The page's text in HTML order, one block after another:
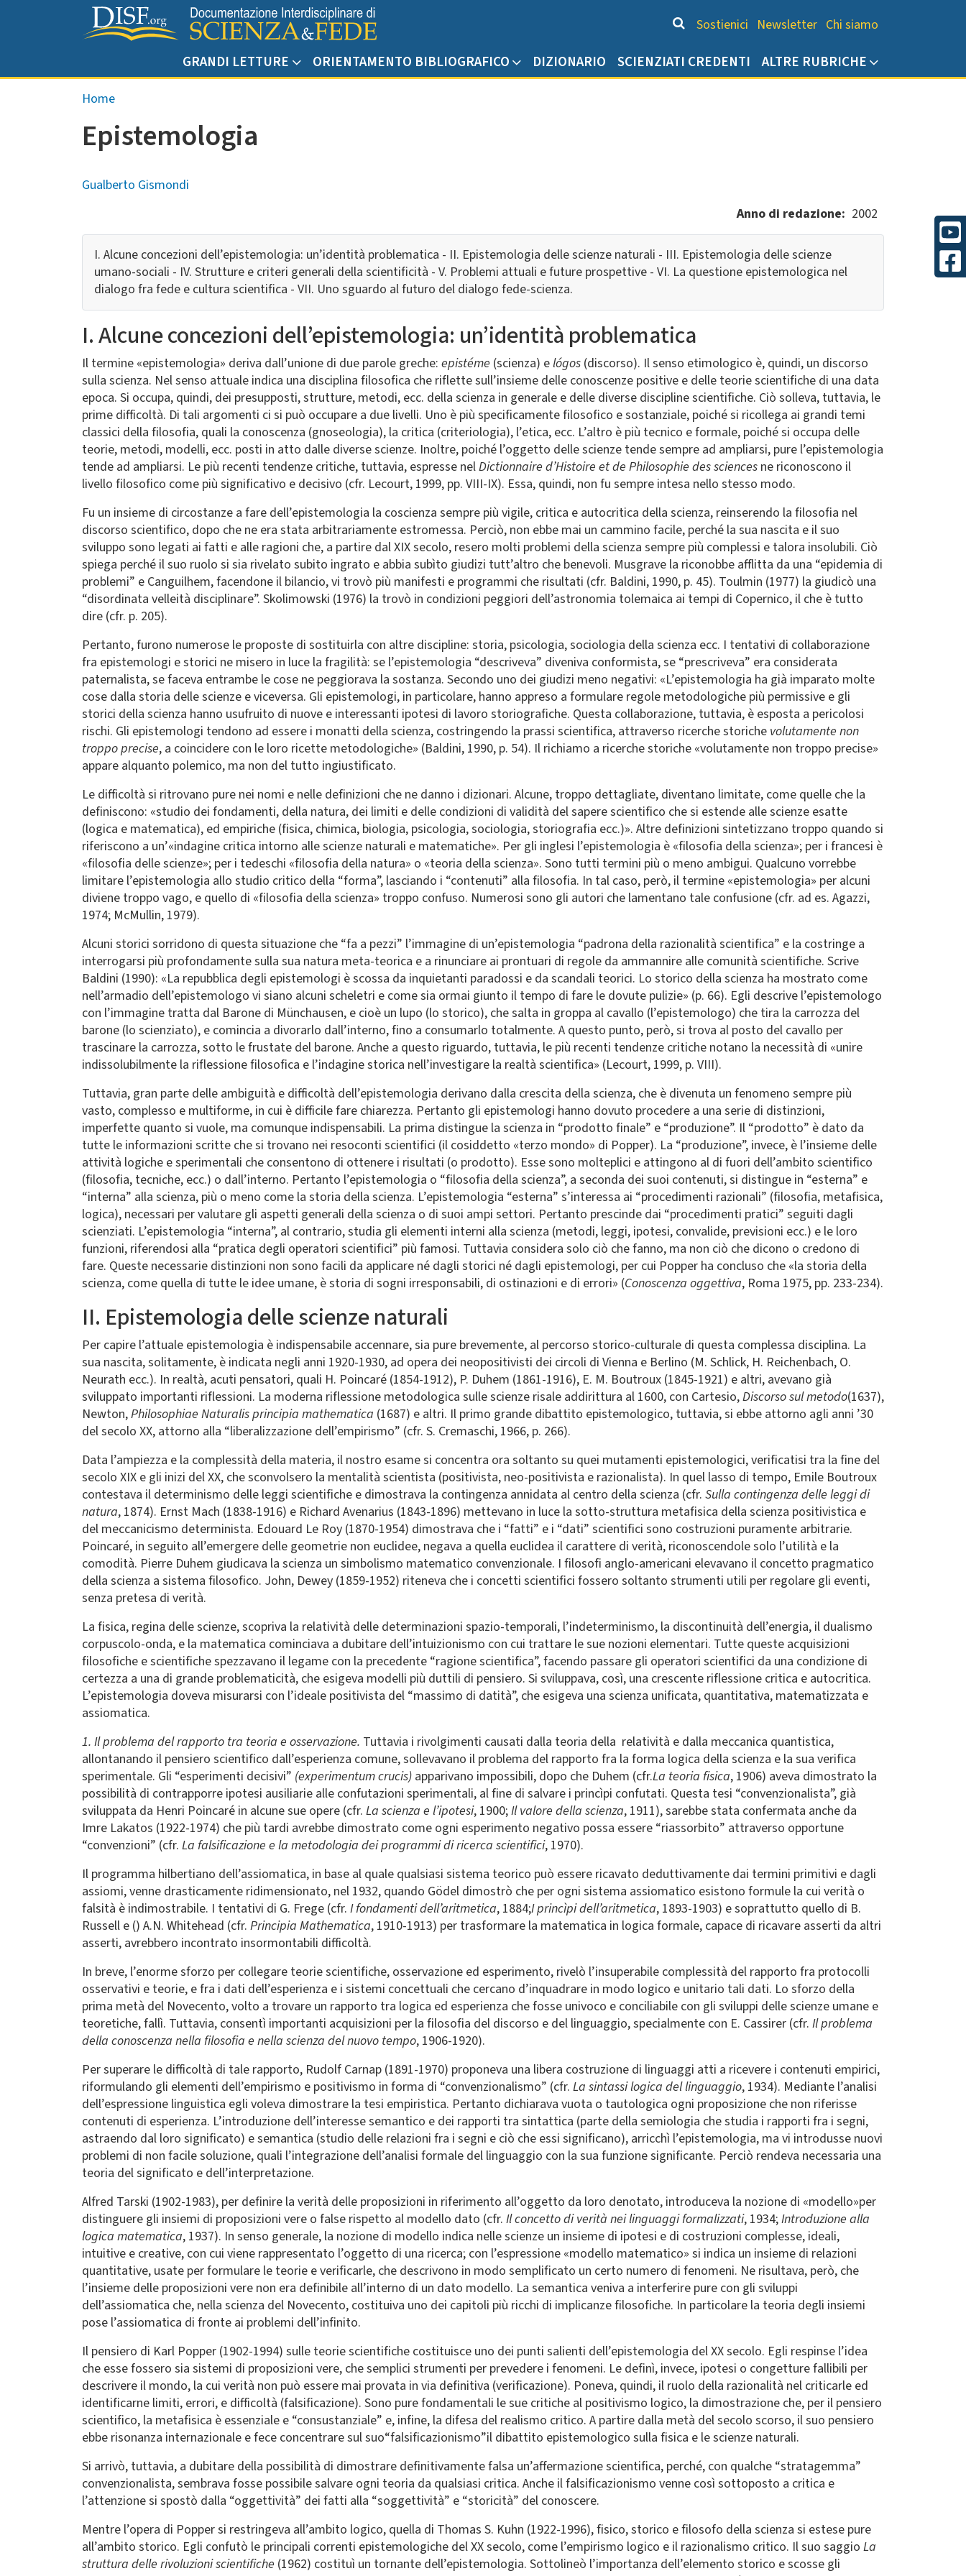
Salta al contenuto principale
Chi siamo
Sostienici Newsletter Chi siamo
GRANDI LETTURE ORIENTAMENTO BIBLIOGRAFICO DIZIONARIO SCIENZIATI CREDENTI ALTRE RUBRICHE
Briciole di pane
Home
Epistemologia
Gualberto Gismondi
Anno di redazione
2002
I. Alcune concezioni dell’epistemologia: un’identità problematica - II. Epistemologia delle scienze naturali - III. Epistemologia delle scienze
umano-sociali - IV. Strutture e criteri generali della scientificità - V. Problemi attuali e future prospettive - VI. La questione epistemologica nel
dialogo fra fede e cultura scientifica - VII. Uno sguardo al futuro del dialogo fede-scienza.
I. Alcune concezioni dell’epistemologia: un’identità problematica
Il termine «epistemologia» deriva dall’unione di due parole greche: epistéme (scienza) elógos (discorso). Il senso etimologico è, quindi, un discorso
sulla scienza. Nel senso attuale indica una disciplina filosofica che riflette sull’insieme delle conoscenze positive e delle teorie scientifiche di una data
epoca. Si occupa, quindi, dei presupposti, strutture, metodi, ecc. della scienza in generale e delle diverse discipline scientifiche. Ciò solleva, tuttavia, le
prime difficoltà. Di tali argomenti ci si può occupare a due livelli. Uno è più specificamente filosofico e sostanziale, poiché si ricollega ai grandi temi
classici della filosofia, quali la conoscenza (gnoseologia), la critica (criteriologia), l’etica, ecc. L’altro è più tecnico e formale, poiché si occupa delle
teorie, metodi, modelli, ecc. posti in atto dalle diverse scienze. Inoltre, poiché l’oggetto delle scienze tende sempre ad ampliarsi, pure l’epistemologia
tende ad ampliarsi. Le più recenti tendenze critiche, tuttavia, espresse nelDictionnaire d’Histoire et de Philosophie des sciences ne riconoscono il
livello filosofico come più significativo e decisivo (cfr. Lecourt, 1999, pp. VIII-IX). Essa, quindi, non fu sempre intesa nello stesso modo.
Fu un insieme di circostanze a fare dell’epistemologia la coscienza sempre più vigile, critica e autocritica della scienza, reinserendo la filosofia nel
discorso scientifico, dopo che ne era stata arbitrariamente estromessa. Perciò, non ebbe mai un cammino facile, perché la sua nascita e il suo
sviluppo sono legati ai fatti e alle ragioni che, a partire dal XIX secolo, resero molti problemi della scienza sempre più complessi e talora insolubili. Ciò
spiega perché il suo ruolo si sia rivelato subito ingrato e abbia subìto giudizi tutt’altro che benevoli. Musgrave la riconobbe afflitta da una “epidemia di
problemi” e Canguilhem, facendone il bilancio, vi trovò più manifesti e programmi che risultati (cfr. Baldini, 1990, p. 45). Toulmin (1977) la giudicò una
“disordinata velleità disciplinare”. Skolimowski (1976) la trovò in condizioni peggiori dell’astronomia tolemaica ai tempi di Copernico, il che è tutto
dire (cfr. p. 205).
Pertanto, furono numerose le proposte di sostituirla con altre discipline: storia, psicologia, sociologia della scienza ecc. I tentativi di collaborazione
fra epistemologi e storici ne misero in luce la fragilità: se l’epistemologia “descriveva” diveniva conformista, se “prescriveva” era considerata
paternalista, se faceva entrambe le cose ne peggiorava la sostanza. Secondo uno dei giudizi meno negativi: «L’epistemologia ha già imparato molte
cose dalla storia delle scienze e viceversa. Gli epistemologi, in particolare, hanno appreso a formulare regole metodologiche più permissive e gli
storici della scienza hanno usufruito di nuove e interessanti ipotesi di lavoro storiografiche. Questa collaborazione, tuttavia, è esposta a pericolosi
rischi. Gli epistemologi tendono ad essere i monatti della scienza, costringendo la prassi scientifica, attraverso ricerche storiche volutamente non
troppo precise, a coincidere con le loro ricette metodologiche» (Baldini, 1990, p. 54). Il richiamo a ricerche storiche «volutamente non troppo precise»
appare alquanto polemico, ma non del tutto ingiustificato.
Le difficoltà si ritrovano pure nei nomi e nelle definizioni che ne danno i dizionari. Alcune, troppo dettagliate, diventano limitate, come quelle che la
definiscono: «studio dei fondamenti, della natura, dei limiti e delle condizioni di validità del sapere scientifico che si estende alle scienze esatte
(logica e matematica), ed empiriche (fisica, chimica, biologia, psicologia, sociologia, storiografia ecc.)». Altre definizioni sintetizzano troppo quando si
riferiscono a un’«indagine critica intorno alle scienze naturali e matematiche». Per gli inglesi l’epistemologia è «filosofia della scienza»; per i francesi è
«filosofia delle scienze»; per i tedeschi «filosofia della natura» o «teoria della scienza». Sono tutti termini più o meno ambigui. Qualcuno vorrebbe
limitare l’epistemologia allo studio critico della “forma”, lasciando i “contenuti” alla filosofia. In tal caso, però, il termine «epistemologia» per alcuni
diviene troppo vago, e quello di «filosofia della scienza» troppo confuso. Numerosi sono gli autori che lamentano tale confusione (cfr. ad es. Agazzi,
1974; McMullin, 1979).
Alcuni storici sorridono di questa situazione che “fa a pezzi” l’immagine di un’epistemologia “padrona della razionalità scientifica” e la costringe a
interrogarsi più profondamente sulla sua natura meta-teorica e a rinunciare ai prontuari di regole da ammannire alle comunità scientifiche. Scrive
Baldini (1990): «La repubblica degli epistemologi è scossa da inquietanti paradossi e da scandali teorici. Lo storico della scienza ha mostrato come
nell’armadio dell’epistemologo vi siano alcuni scheletri e come sia ormai giunto il tempo di fare le dovute pulizie» (p. 66). Egli descrive l’epistemologo
con l’immagine tratta dal Barone di Münchausen, e cioè un lupo (lo storico), che salta in groppa al cavallo (l’epistemologo) che tira la carrozza del
barone (lo scienziato), e comincia a divorarlo dall’interno, fino a consumarlo totalmente. A questo punto, però, si trova al posto del cavallo per
trascinare la carrozza, sotto le frustate del barone. Anche a questo riguardo, tuttavia, le più recenti tendenze critiche notano la necessità di «unire
indissolubilmente la riflessione filosofica e l’indagine storica nell’investigare la realtà scientifica» (Lecourt, 1999, p. VIII).
Tuttavia, gran parte delle ambiguità e difficoltà dell’epistemologia derivano dalla crescita della scienza, che è divenuta un fenomeno sempre più
vasto, complesso e multiforme, in cui è difficile fare chiarezza. Pertanto gli epistemologi hanno dovuto procedere a una serie di distinzioni,
imperfette quanto si vuole, ma comunque indispensabili. La prima distingue la scienza in “prodotto finale” e “produzione”. Il “prodotto” è dato da
tutte le informazioni scritte che si trovano nei resoconti scientifici (il cosiddetto «terzo mondo» di Popper). La “produzione”, invece, è l’insieme delle
attività logiche e sperimentali che consentono di ottenere i risultati (o prodotto). Esse sono molteplici e attingono al di fuori dell’ambito scientifico
(filosofia, tecniche, ecc.) o dall’interno. Pertanto l’epistemologia o “filosofia della scienza”, a seconda dei suoi contenuti, si distingue in “esterna” e
“interna” alla scienza, più o meno come la storia della scienza. L’epistemologia “esterna” s’interessa ai “procedimenti razionali” (filosofia, metafisica,
logica), necessari per valutare gli aspetti generali della scienza o di suoi ampi settori. Pertanto prescinde dai “procedimenti pratici” seguiti dagli
scienziati. L’epistemologia “interna”, al contrario, studia gli elementi interni alla scienza (metodi, leggi, ipotesi, convalide, previsioni ecc.) e le loro
funzioni, riferendosi alla “pratica degli operatori scientifici” più famosi. Tuttavia considera solo ciò che fanno, ma non ciò che dicono o credono di
fare. Queste necessarie distinzioni non sono facili da applicare né dagli storici né dagli epistemologi, per cui Popper ha concluso che «la storia della
scienza, come quella di tutte le idee umane, è storia di sogni irresponsabili, di ostinazioni e di errori» (Conoscenza oggettiva, Roma 1975, pp. 233-234).
II. Epistemologia delle scienze naturali
Per capire l’attuale epistemologia è indispensabile accennare, sia pure brevemente, al percorso storico-culturale di questa complessa disciplina. La
sua nascita, solitamente, è indicata negli anni 1920-1930, ad opera dei neopositivisti dei circoli di Vienna e Berlino (M. Schlick, H. Reichenbach, O.
Neurath ecc.). In realtà, acuti pensatori, quali H. Poincaré (1854-1912), P. Duhem (1861-1916), E. M. Boutroux (1845-1921) e altri, avevano già
sviluppato importanti riflessioni. La moderna riflessione metodologica sulle scienze risale addirittura al 1600, con Cartesio,Discorso sul metodo(1637),
Newton,Philosophiae Naturalis principia mathematica (1687) e altri. Il primo grande dibattito epistemologico, tuttavia, si ebbe attorno agli anni ’30
del secolo XX, attorno alla “liberalizzazione dell’empirismo” (cfr. S. Cremaschi, 1966, p. 266).
Data l’ampiezza e la complessità della materia, il nostro esame si concentra ora soltanto su quei mutamenti epistemologici, verificatisi tra la fine del
secolo XIX e gli inizi del XX, che sconvolsero la mentalità scientista (positivista, neo-positivista e razionalista). In quel lasso di tempo, Emile Boutroux
contestava il determinismo delle leggi scientifiche e dimostrava la contingenza annidata al centro della scienza (cfr. Sulla contingenza delle leggi di
natura, 1874). Ernst Mach (1838-1916) e Richard Avenarius (1843-1896) mettevano in luce la sotto-struttura metafisica della scienza positivistica e
del meccanicismo determinista. Edouard Le Roy (1870-1954) dimostrava che i “fatti” e i “dati” scientifici sono costruzioni puramente arbitrarie.
Poincaré, in seguito all’emergere delle geometrie non euclidee, negava a quella euclidea il carattere di verità, riconoscendole solo l’utilità e la
comodità. Pierre Duhem giudicava la scienza un simbolismo matematico convenzionale. I filosofi anglo-americani elevavano il concetto pragmatico
della scienza a sistema filosofico. John, Dewey (1859-1952) riteneva che i concetti scientifici fossero soltanto strumenti utili per regolare gli eventi,
senza pretesa di verità.
La fisica, regina delle scienze, scopriva la relatività delle determinazioni spazio-temporali, l’indeterminismo, la discontinuità dell’energia, il dualismo
corpuscolo-onda, e la matematica cominciava a dubitare dell’intuizionismo con cui trattare le sue nozioni elementari. Tutte queste acquisizioni
filosofiche e scientifiche spezzavano il legame con la precedente “ragione scientifica”, facendo passare gli operatori scientifici da una condizione di
certezza a una di grande problematicità, che esigeva modelli più duttili di pensiero. Si sviluppava, così, una crescente riflessione critica e autocritica.
L’epistemologia doveva misurarsi con l’ideale positivista del “massimo di datità”, che esigeva una scienza unificata, quantitativa, matematizzata e
assiomatica.
1. Il problema del rapporto tra teoria e osservazione. Tuttavia i rivolgimenti causati dalla teoria della relatività e dalla meccanica quantistica,
allontanando il pensiero scientifico dall’esperienza comune, sollevavano il problema del rapporto fra la forma logica della scienza e la sua verifica
sperimentale. Gli “esperimenti decisivi” (experimentum crucis) apparivano impossibili, dopo che Duhem (cfr.La teoria fisica, 1906) aveva dimostrato la
possibilità di contrapporre ipotesi ausiliarie alle confutazioni sperimentali, al fine di salvare i princìpi confutati. Questa tesi “convenzionalista”, già
sviluppata da Henri Poincaré in alcune sue opere (cfr. La scienza e l’ipotesi, 1900;Il valore della scienza, 1911), sarebbe stata confermata anche da
Imre Lakatos (1922-1974) che più tardi avrebbe dimostrato come ogni esperimento negativo possa essere “riassorbito” attraverso opportune
“convenzioni” (cfr. La falsificazione e la metodologia dei programmi di ricerca scientifici, 1970).
Il programma hilbertiano dell’assiomatica, in base al quale qualsiasi sistema teorico può essere ricavato deduttivamente dai termini primitivi e dagli
assiomi, venne drasticamente ridimensionato, nel 1932, quando Gödel dimostrò che per ogni sistema assiomatico esistono formule la cui verità o
falsità è indimostrabile. I tentativi di G. Frege (cfr. I fondamenti dell’aritmetica, 1884;I princìpi dell’aritmetica, 1893-1903) e soprattutto quello di B.
Russell e () A.N. Whitehead (cfr. Principia Mathematica, 1910-1913) per trasformare la matematica in logica formale, capace di ricavare asserti da altri
asserti, avrebbero incontrato insormontabili difficoltà.
In breve, l’enorme sforzo per collegare teorie scientifiche, osservazione ed esperimento, rivelò l’insuperabile complessità del rapporto fra protocolli
osservativi e teorie, e fra i dati dell’esperienza e i sistemi concettuali che cercano d’inquadrare in modo logico e unitario tali dati. Lo sforzo della
prima metà del Novecento, volto a trovare un rapporto tra logica ed esperienza che fosse univoco e conciliabile con gli sviluppi delle scienze umane e
teoretiche, fallì. Tuttavia, consentì importanti acquisizioni per la filosofia del discorso e del linguaggio, specialmente con E. Cassirer (cfr. Il problema
della conoscenza nella filosofia e nella scienza del nuovo tempo, 1906-1920).
Per superare le difficoltà di tale rapporto, Rudolf Carnap (1891-1970) proponeva una libera costruzione di linguaggi atti a ricevere i contenuti empirici,
riformulando gli elementi dell’empirismo e positivismo in forma di “convenzionalismo” (cfr. La sintassi logica del linguaggio, 1934). Mediante l’analisi
dell’espressione linguistica egli voleva dimostrare la tesi empiristica. Pertanto dichiarava vuota o tautologica ogni proposizione che non riferisse
contenuti di esperienza. L’introduzione dell’interesse semantico e dei rapporti tra sintattica (parte della semiologia che studia i rapporti fra i segni,
astraendo dal loro significato) e semantica (studio delle relazioni fra i segni e ciò che essi significano), arricchì l’epistemologia, ma vi introdusse nuovi
problemi di non facile soluzione, quali l’integrazione dell’analisi formale del linguaggio con la sua funzione significante. Perciò rendeva necessaria una
teoria del significato e dell’interpretazione.
Alfred Tarski (1902-1983), per definire la verità delle proposizioni in riferimento all’oggetto da loro denotato, introduceva la nozione di «modello»per
distinguere gli insiemi di proposizioni vere o false rispetto al modello dato (cfr. Il concetto di verità nei linguaggi formalizzati, 1934;Introduzione alla
logica matematica, 1937). In senso generale, la nozione di modello indica nelle scienze un insieme di ipotesi e di costruzioni complesse, ideali,
intuitive e creative, con cui viene rappresentato l’oggetto di una ricerca; con l’espressione «modello matematico» si indica un insieme di relazioni
quantitative, usate per formulare le teorie e verificarle, che descrivono in modo semplificato un certo numero di fenomeni. Ne risultava, però, che
l’insieme delle proposizioni vere non era definibile all’interno di un dato modello. La semantica veniva a interferire pure con gli sviluppi
dell’assiomatica che, nella scienza del Novecento, costituiva uno dei capitoli più ricchi di implicanze filosofiche. In particolare la teoria degli insiemi
pose l’assiomatica di fronte ai problemi dell’infinito.
Il pensiero di Karl Popper (1902-1994) sulle teorie scientifiche costituisce uno dei punti salienti dell’epistemologia del XX secolo. Egli respinse l’idea
che esse fossero sia sistemi di proposizioni vere, che semplici strumenti per prevedere i fenomeni. Le definì, invece, ipotesi o congetture fallibili per
descrivere il mondo, la cui verità non può essere mai provata in via definitiva (verificazione). Poneva, quindi, il ruolo della razionalità nel criticarle ed
identificarne limiti, errori, e difficoltà (falsificazione). Sono pure fondamentali le sue critiche al positivismo logico, la dimostrazione che, per il pensiero
scientifico, la metafisica è essenziale e “consustanziale” e, infine, la difesa del realismo critico. A partire dalla metà del secolo scorso, il suo pensiero
ebbe risonanza internazionale e fece concentrare sul suo“falsificazionismo”il dibattito epistemologico sulla fisica e le scienze naturali.
Si arrivò, tuttavia, a dubitare della possibilità di dimostrare definitivamente falsa un’affermazione scientifica, perché, con qualche “stratagemma”
convenzionalista, sembrava fosse possibile salvare ogni teoria da qualsiasi critica. Anche il falsificazionismo venne così sottoposto a critica e
l’attenzione si spostò dalla “oggettività” dei fatti alla “soggettività” e “storicità” del conoscere.
Mentre l’opera di Popper si restringeva all’ambito logico, quella di Thomas S. Kuhn (1922-1996), fisico, storico e filosofo della scienza si estese pure
all’ambito storico. Egli confutò le principali correnti epistemologiche del XX secolo, come l’empirismo logico e il razionalismo critico. Il suo saggio La
struttura delle rivoluzioni scientifiche (1962) costituì un tornante dell’epistemologia. Sottolineò l’importanza dell’elemento storico e scosse gli